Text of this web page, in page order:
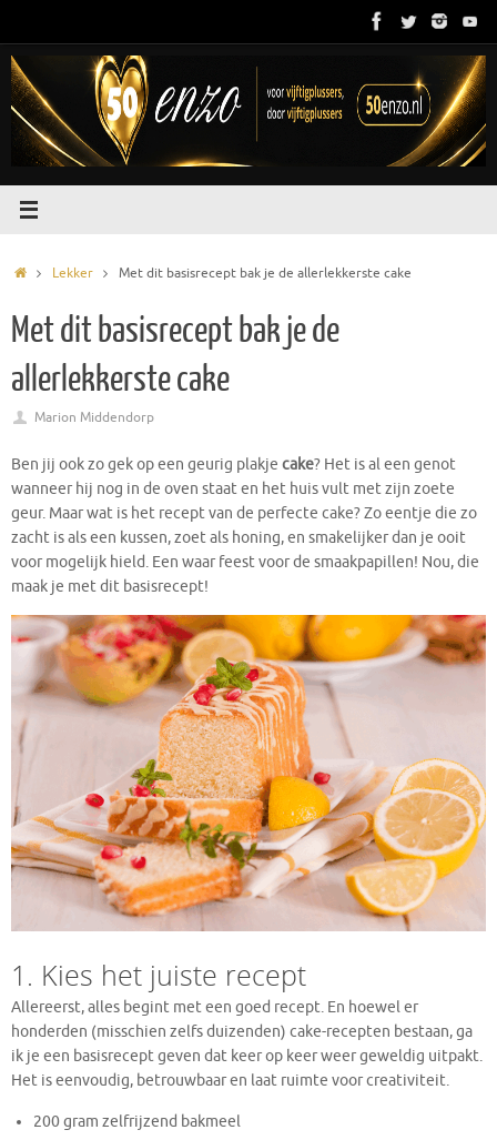
de
inhoud
HomeLekker Met dit basisrecept bak je de allerlekkerste cake
Met dit basisrecept bak je de
allerlekkerste cake
Marion Middendorp
Ben jij ook zo gek op een geurig plakje cake? Het is al een genot
wanneer hij nog in de oven staat en het huis vult met zijn zoete
geur. Maar wat is het recept van de perfecte cake? Zo eentje die zo
zacht is als een kussen, zoet als honing, en smakelijker dan je ooit
voor mogelijk hield. Een waar feest voor de smaakpapillen! Nou, die
maak je met dit basisrecept!
1. Kies het juiste recept
Allereerst, alles begint met een goed recept. En hoewel er
honderden (misschien zelfs duizenden) cake-recepten bestaan, ga
ik je een basisrecept geven dat keer op keer weer geweldig uitpakt.
Het is eenvoudig, betrouwbaar en laat ruimte voor creativiteit.
200 gram zelfrijzend bakmeel